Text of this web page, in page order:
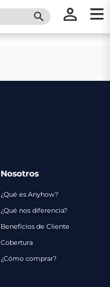
SEARCH
Nosotros
¿Qué es Anyhow?
¿Qué nos diferencia?
Beneficios de Cliente
Cobertura
¿Cómo comprar?